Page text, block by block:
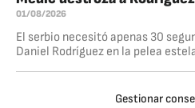
Gestionar
01/08/2026
El serbio necesitó apenas 30
Daniel Rodríguez en la pelea
Dominio total de Ankalaev